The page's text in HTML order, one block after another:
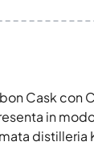
Cask con
in
distilleria